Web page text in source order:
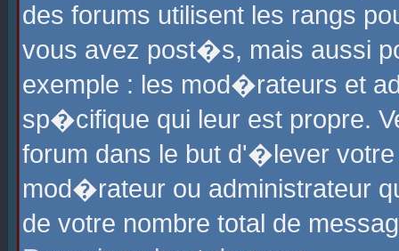
des forums utilisent les rangs
vous avez post�s, mais aussi
exemple : les mod�rateurs et
sp�cifique qui leur est propre.
forum dans le but d'�lever
mod�rateur ou administrateur
de votre nombre total de